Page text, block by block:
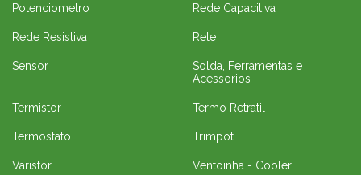
Potenciometro Rede Capacitiva
Rede Resistiva Rele
Sensor
Solda, Ferramentas e
Acessorios
Termistor Termo Retratil
Termostato Trimpot
Varistor Ventoinha - Cooler